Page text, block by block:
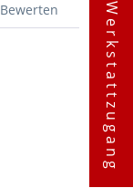
Bewerten Werkstattzugang